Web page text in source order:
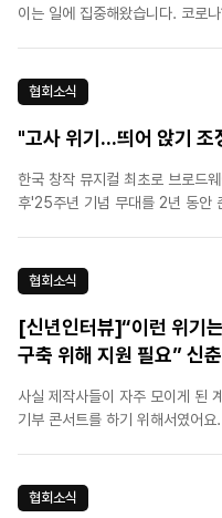
이는 일에 집중해왔습니다. 코로
서트를 준비했습니다. 그런데 저
협회소식
"고사 위기...띄어 앉기
한국 창작 뮤지컬 최초로 브로드
후'25주년 기념 무대를 2년 동안
기'로는 공연을 지속하기 어렵다는
협회소식
[신년인터뷰]“이런 위기
구축 위해 지원 필요” 신
사실 제작사들이 자주 모이게 된
기부 콘서트를 하기 위해서였어
요. 해당 사항이 없는 사람도 있겠
협회소식